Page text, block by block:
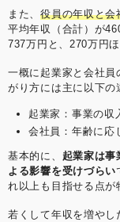
また、役員の年収と会
平均年収（合計）が
737万円と、270万円
一概に起業家と会社員
がり方には主に以下の
起業家：事業の収
会社員：年齢に応
基本的に、 起業家は事
よる影響を受けづらい
れ以上も目指せる点が
若くして年収を増やし